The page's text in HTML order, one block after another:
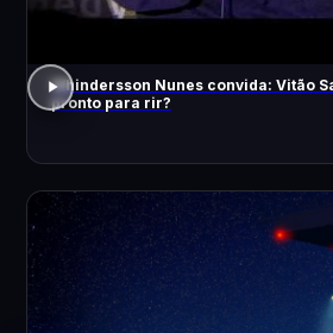
Whindersson Nunes convida: Vitão
pronto para rir?